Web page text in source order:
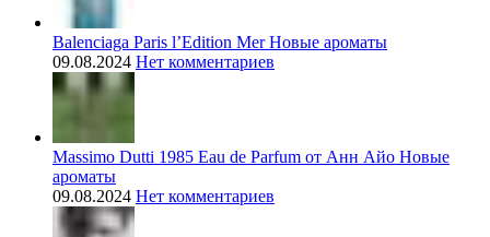
Balenciaga Paris l’Edition Mer Новые ароматы
09.08.2024 Нет комментариев
Massimo Dutti 1985 Eau de Parfum от Анн Айо Новые
ароматы
09.08.2024 Нет комментариев